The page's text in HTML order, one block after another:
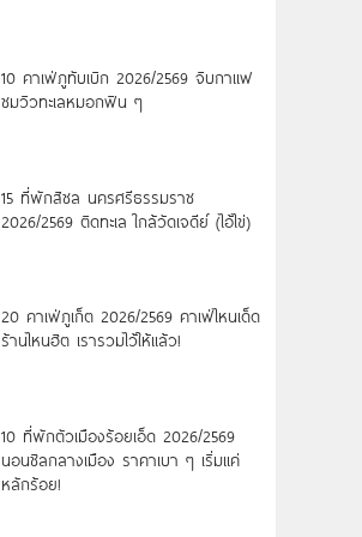
10 คาเฟ่ภูทับเบิก 2026/2569 จิบกาแฟ
ชมวิวทะเลหมอกฟิน ๆ
15 ที่พักสิชล นครศรีธรรมราช
2026/2569 ติดทะเล ใกล้วัดเจดีย์ (ไอ้ไข่)
20 คาเฟ่ภูเก็ต 2026/2569 คาเฟ่ไหนเด็ด
ร้านไหนฮิต เรารวมไว้ให้แล้ว!
10 ที่พักตัวเมืองร้อยเอ็ด 2026/2569
นอนชิลกลางเมือง ราคาเบา ๆ เริ่มแค่
หลักร้อย!